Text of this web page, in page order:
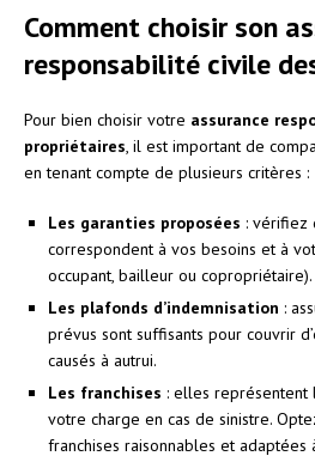
Comment choisir son
responsabilité civile
Pour bien choisir votre assurance
propriétaires , il est important de
en tenant compte de plusieurs critères :
Les garanties proposées : vérifiez
correspondent à vos besoins et à
occupant, bailleur ou copropriétaire).
Les plafonds d’indemnisation :
prévus sont suffisants pour couvrir
causés à autrui.
Les franchises : elles représentent
votre charge en cas de sinistre.
franchises raisonnables et adaptées